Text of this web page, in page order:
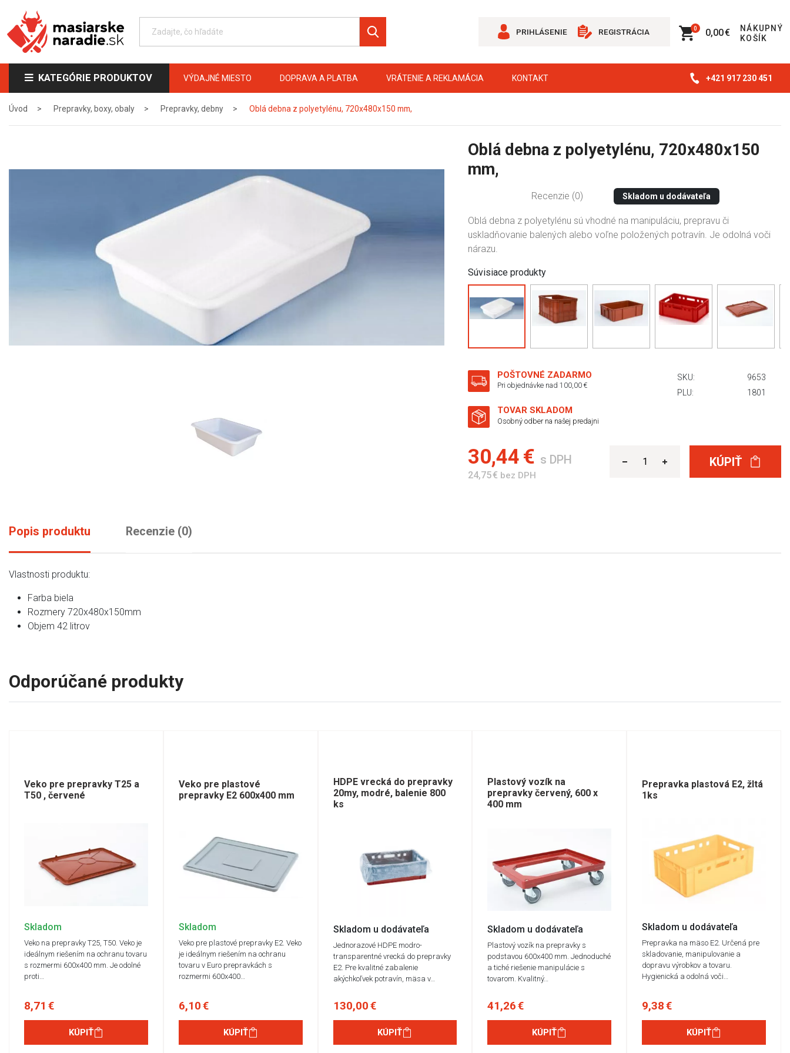
PRIHLÁSENIE REGISTRÁCIA 0,00 €
NÁKUPNÝ
KOŠÍK
0
KATEGÓRIE PRODUKTOV VÝDAJNÉ MIESTO DOPRAVA A PLATBA VRÁTENIE A REKLAMÁCIA KONTAKT +421 917 230 451
Úvod Prepravky, boxy, obaly Prepravky, debny Oblá debna z polyetylénu, 720x480x150 mm,
Oblá debna z polyetylénu, 720x480x150
mm,
Recenzie (0) Skladom u dodávateľa
Oblá debna z polyetylénu sú vhodné na manipuláciu, prepravu či
uskladňovanie balených alebo voľne položených potravín. Je odolná voči
nárazu.
Súvisiace produkty
POŠTOVNÉ ZADARMO
Pri objednávke nad 100,00 €
TOVAR SKLADOM
Osobný odber na našej predajni
SKU:
9653
PLU:
1801
30,44 € s DPH
24,75 € bez DPH
KÚPIŤ
Popis produktu Recenzie (0)
Vlastnosti produktu:
Farba biela
Rozmery 720x480x150mm
Objem 42 litrov
Odporúčané produkty
Veko pre prepravky T25 a
T50 , červené
Skladom
Veko na prepravky T25, T50. Veko je
ideálnym riešením na ochranu tovaru
s rozmermi 600x400 mm. Je odolné
proti…
8,71 €
KÚPIŤ
Veko pre plastové
prepravky E2 600x400 mm
Skladom
Veko pre plastové prepravky E2. Veko
je ideálnym riešením na ochranu
tovaru v Euro prepravkách s
rozmermi 600x400…
6,10 €
KÚPIŤ
HDPE vrecká do prepravky
20my, modré, balenie 800
ks
Skladom u dodávateľa
Jednorazové HDPE modro-
transparentné vrecká do prepravky
E2. Pre kvalitné zabalenie
akýchkoľvek potravín, mäsa v…
130,00 €
KÚPIŤ
Plastový vozík na
prepravky červený, 600 x
400 mm
Skladom u dodávateľa
Plastový vozík na prepravky s
podstavou 600x400 mm. Jednoduché
a tiché riešenie manipulácie s
tovarom. Kvalitný…
41,26 €
KÚPIŤ
Prepravka plastová E2, žltá
1ks
Skladom u dodávateľa
Prepravka na mäso E2. Určená pre
skladovanie, manipulovanie a
dopravu výrobkov a tovaru.
Hygienická a odolná voči…
9,38 €
KÚPIŤ